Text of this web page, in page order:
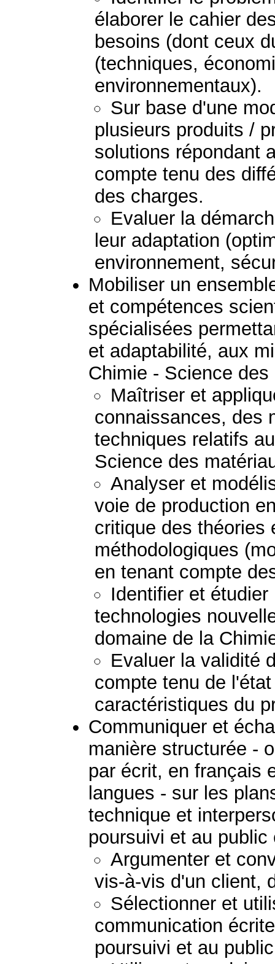
élaborer le cahier
besoins (dont ceux
(techniques,
environnementaux).
Sur base d'une
plusieurs produits /
solutions répondant
compte tenu des
des charges.
Evaluer la
leur adaptation
environnement,
Mobiliser un
et compétences
spécialisées
et adaptabilité, aux
Chimie - Science
Maîtriser et
connaissances, des
techniques relatifs
Science des
Analyser et
voie de production
critique des théories
méthodologiques
en tenant compte
Identifier et
technologies
domaine de la
Evaluer la validité
compte tenu de
caractéristiques du
Communiquer et
manière structurée -
par écrit, en français
langues - sur les
technique et
poursuivi et au public
Argumenter et
vis-à-vis d'un client,
Sélectionner et
communication
poursuivi et au